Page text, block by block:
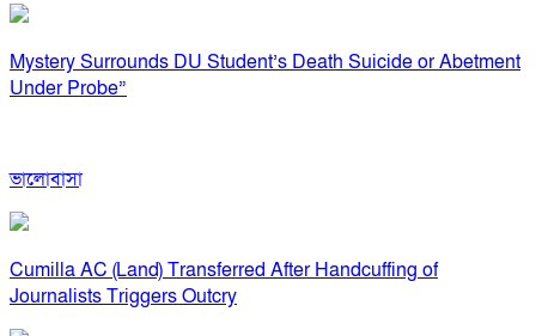
Mystery Surrounds DU Student’s Death Suicide or Abetment
Under Probe”
ভালোবাসা
Cumilla AC (Land) Transferred After Handcuffing of
Journalists Triggers Outcry